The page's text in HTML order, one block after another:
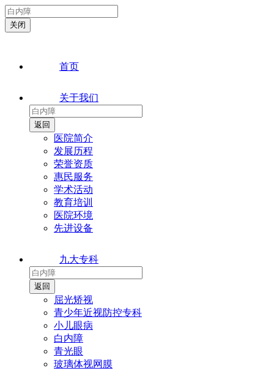
首页
关于我们
医院简介
发展历程
荣誉资质
惠民服务
学术活动
教育培训
医院环境
先进设备
九大专科
屈光矫视
青少年近视防控专科
小儿眼病
白内障
青光眼
玻璃体视网膜